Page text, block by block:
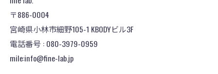
〒886-0004
宮崎県小林市細野105-1 KBODYビル3F
電話番号 : 080-3979-0959
mile:info@fine-lab.jp